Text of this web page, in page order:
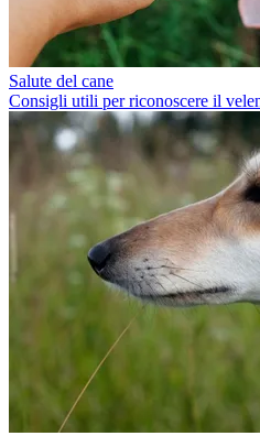
Salute del cane
Consigli utili per riconoscere il